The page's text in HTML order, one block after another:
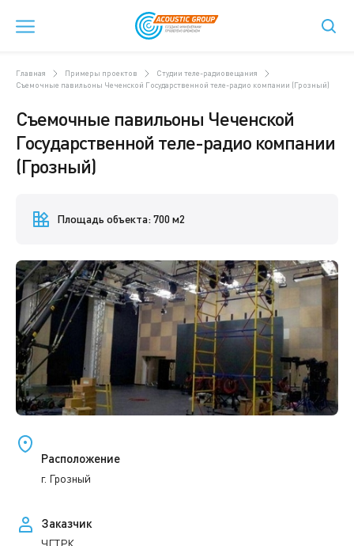
Главная Примеры проектов
Студии теле-радиовещания
Съемочные павильоны Чеченской Государственной теле-радио компании (Грозный)
Съемочные павильоны Чеченской
Государственной теле-радио компании
(Грозный)
Площадь объекта: 700 м2
Расположение
г. Грозный
Заказчик
ЧГТРК